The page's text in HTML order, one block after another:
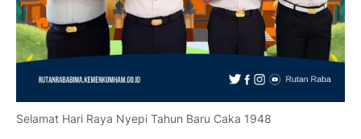
Selamat Hari Raya Nyepi Tahun Baru Caka 1948